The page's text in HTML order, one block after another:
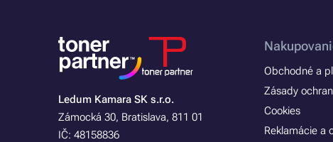
Ledum Kamara SK s.r.o.
Zámocká 30, Bratislava, 811 01
IČ: 48158836
Obchodné a
Zásady
Cookies
Reklamácie a